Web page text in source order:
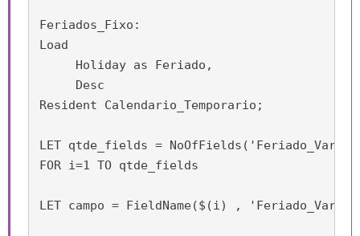
Feriados_Fixo:
Load
Holiday as Feriado,
Desc
Resident Calendario_Temporario;
LET qtde_fields =
FOR i=1 TO qtde_fields
LET campo = FieldName($(i) ,